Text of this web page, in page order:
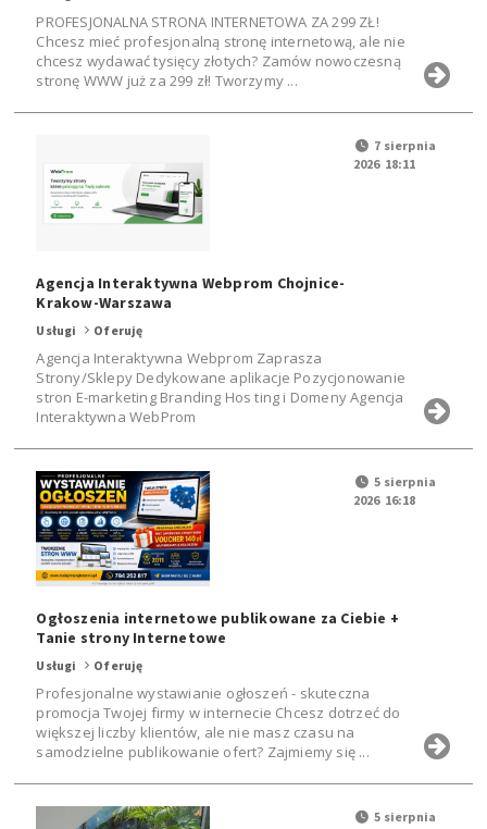
PROFESJONALNA STRONA INTERNETOWA ZA 299 ZŁ!
Chcesz mieć profesjonalną stronę internetową, ale nie
chcesz wydawać tysięcy złotych? Zamów nowoczesną
stronę WWW już za 299 zł! Tworzymy ...
7 sierpnia
2026 18:11
Agencja Interaktywna Webprom Chojnice-
Krakow-Warszawa
Usługi Oferuję
Agencja Interaktywna Webprom Zaprasza
Strony/Sklepy Dedykowane aplikacje Pozycjonowanie
stron E-marketing Branding Hos ting i Domeny Agencja
Interaktywna WebProm
5 sierpnia
2026 16:18
Ogłoszenia internetowe publikowane za Ciebie +
Tanie strony Internetowe
Usługi Oferuję
Profesjonalne wystawianie ogłoszeń - skuteczna
promocja Twojej firmy w internecie Chcesz dotrzeć do
większej liczby klientów, ale nie masz czasu na
samodzielne publikowanie ofert? Zajmiemy się ...
5 sierpnia